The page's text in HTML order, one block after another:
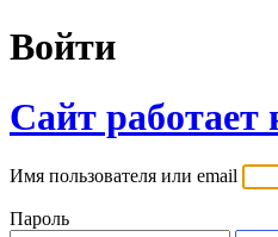
Войти
Сайт работает
Имя пользователя или email
Пароль